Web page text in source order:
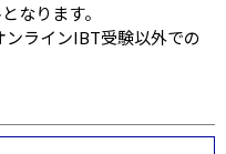
なります。
ラインIBT受験以外での